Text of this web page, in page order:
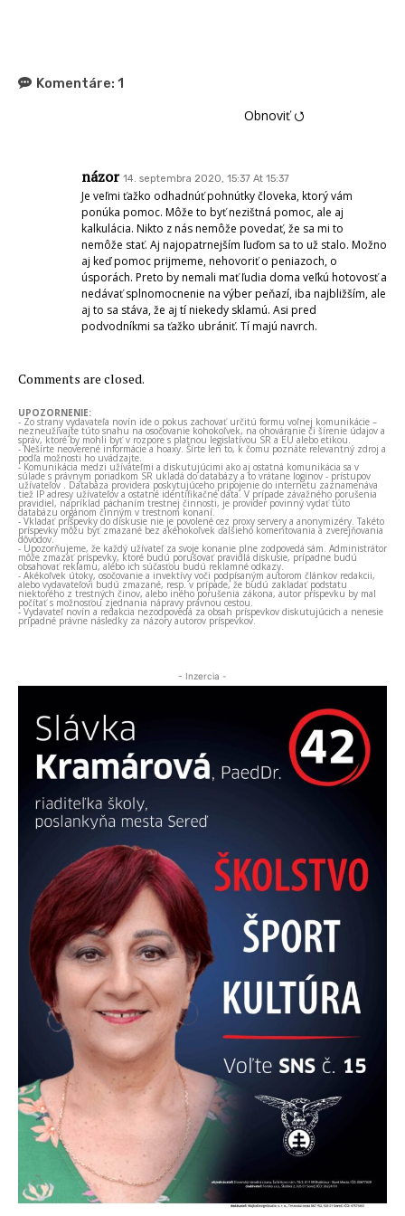
Komentáre: 1
Obnoviť ⭯
názor 14. septembra 2020, 15:37 At 15:37
Je veľmi ťažko odhadnúť pohnútky človeka, ktorý vám
ponúka pomoc. Môže to byť nezištná pomoc, ale aj
kalkulácia. Nikto z nás nemôže povedať, že sa mi to
nemôže stať. Aj najopatrnejším ľuďom sa to už stalo. Možno
aj keď pomoc prijmeme, nehovoriť o peniazoch, o
úsporách. Preto by nemali mať ľudia doma veľkú hotovosť a
nedávať splnomocnenie na výber peňazí, iba najbližším, ale
aj to sa stáva, že aj tí niekedy sklamú. Asi pred
podvodníkmi sa ťažko ubrániť. Tí majú navrch.
Comments are closed.
UPOZORNENIE:
- Zo strany vydavateľa novín ide o pokus zachovať určitú formu voľnej komunikácie –
nezneužívajte túto snahu na osočovanie kohokoľvek, na ohováranie či šírenie údajov a
správ, ktoré by mohli byť v rozpore s platnou legislatívou SR a EÚ alebo etikou.
- Nešírte neoverené informácie a hoaxy. Šírte len to, k čomu poznáte relevantný zdroj a
podľa možnosti ho uvádzajte.
- Komunikácia medzi užívateľmi a diskutujúcimi ako aj ostatná komunikácia sa v
súlade s právnym poriadkom SR ukladá do databázy a to vrátane loginov - prístupov
užívateľov . Databáza providera poskytujúceho pripojenie do internetu zaznamenáva
tiež IP adresy užívateľov a ostatné identifikačné dáta. V prípade závažného porušenia
pravidiel, napríklad páchaním trestnej činnosti, je provider povinný vydať túto
databázu orgánom činným v trestnom konaní.
- Vkladať príspevky do diskusie nie je povolené cez proxy servery a anonymizéry. Takéto
príspevky môžu byť zmazané bez akéhokoľvek ďalšieho komentovania a zverejňovania
dôvodov.
- Upozorňujeme, že každý užívateľ za svoje konanie plne zodpovedá sám. Administrátor
môže zmazať príspevky, ktoré budú porušovať pravidlá diskusie, prípadne budú
obsahovať reklamu, alebo ich súčasťou budú reklamné odkazy.
- Akékoľvek útoky, osočovanie a invektívy voči podpísaným autorom článkov redakcii,
alebo vydavateľovi budú zmazané, resp. v prípade, že budú zakladať podstatu
niektorého z trestných činov, alebo iného porušenia zákona, autor príspevku by mal
počítať s možnosťou zjednania nápravy právnou cestou.
- Vydavateľ novín a redakcia nezodpovedá za obsah príspevkov diskutujúcich a nenesie
prípadné právne následky za názory autorov príspevkov.
- Inzercia -